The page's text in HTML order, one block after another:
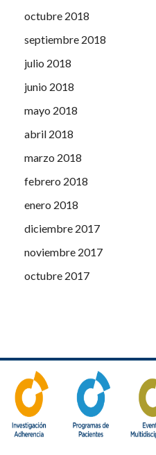
octubre 2018
septiembre 2018
julio 2018
junio 2018
mayo 2018
abril 2018
marzo 2018
febrero 2018
enero 2018
diciembre 2017
noviembre 2017
octubre 2017